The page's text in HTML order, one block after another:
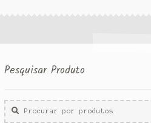
Pesquisar Produto
Procurar
por: